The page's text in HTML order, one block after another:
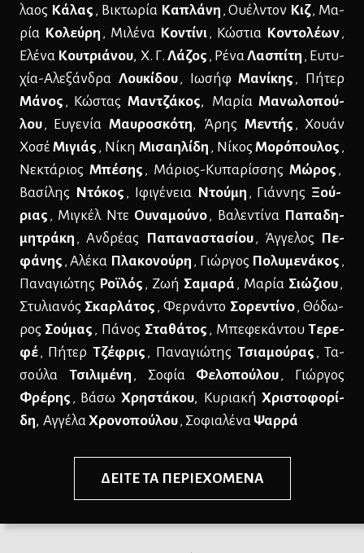
λα­ος Κά­λας , Βι­κτω­ρία Κα­πλά­νη , Ου­έλ­ντον Κιζ, Μα­
ρία Κο­λεύ­ρη , Μι­λέ­να Κο­ντί­νι, Κώ­στια Κο­ντο­λέ­ων,
Ελέ­να Κου­τριά­νου, Χ. Γ.Λά­ζος , Ρέ­ναΛα­σπί­τη , Ευ­τυ­
χία-Αλε­ξάν­δρα Λου­κί­δου , Ιω­σήφΜα­νί­κης ,
Πή­τερ
Μά­νος , Κώ­στας Μαν­τζά­κος, Μα­ρίαΜα­νω­λο­πού­
λου , Ευ­γε­νία Μαυ­ρο­σκό­τη, Άρης Με­ντής , Χουάν
Χο­σέΜι­γιάς , Νί­κη Μι­σαη­λί­δη , Νί­κοςΜο­ρό­που­λος ,
Νε­κτά­ριος Μπέ­σης , Μά­ριος-Κυ­πα­ρίσ­σηςΜώ­ρος ,
Βα­σί­λης Ντό­κος , Ιφι­γέ­νεια Ντού­μη , Γιάν­νης Ξού­
ριας , Μι­γκέλ Ντε Ου­να­μού­νο, Βα­λε­ντί­να Πα­πα­δη­
μη­τρά­κη , Αν­δρέ­ας Πα­πα­να­στα­σί­ου , Άγ­γε­λος Πε­
φά­νης , Αλέ­κα Πλα­κο­νού­ρη , Γιώρ­γος Πο­λυ­με­νά­κος ,
Πα­να­γιώ­της Ροϊ­λός , Ζωή Σα­μα­ρά , Μα­ρία Σιώ­ζιου,
Στυ­λια­νός Σκαρ­λά­τος , Φερ­νά­ντο Σο­ρε­ντί­νο , Θό­δω­
ρος Σού­μας , Πά­νος Στα­θά­τος , Μπε­φε­κά­ντουΤε­ρε­
φέ , Πή­τερΤζέ­φρις , Πα­να­γιώ­της Τσια­µού­ρας , Τα­
σού­λα Τσι­λι­μέ­νη , Σο­φία Φε­λο­πού­λου,
Γιώρ­γος
Φρέ­ρης , Βά­σω Χρη­στά­κου, Κυ­ρια­κήΧρι­στο­φο­ρί­
δη, Αγ­γέ­λαΧρο­νο­πού­λου , Σο­φια­λέ­να Ψαρ­ρά
ΔΕΙ­ΤΕ ΤΑ ΠΕ­ΡΙΕ­ΧΟ­ΜΕ­ΝΑ